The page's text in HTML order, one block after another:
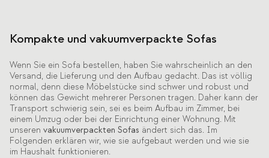
Kompakte und vakuumverpackte Sofas
Wenn Sie ein Sofa bestellen, haben Sie wahrscheinlich an den
Versand, die Lieferung und den Aufbau gedacht. Das ist völlig
normal, denn diese Möbelstücke sind schwer und robust und
können das Gewicht mehrerer Personen tragen. Daher kann der
Transport schwierig sein, sei es beim Aufbau im Zimmer, bei
einem Umzug oder bei der Einrichtung einer Wohnung. Mit
unseren vakuumverpackten Sofas ändert sich das. Im
Folgenden erklären wir, wie sie aufgebaut werden und wie sie
im Haushalt funktionieren.